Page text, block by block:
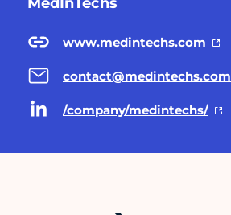
www.medintechs.com
contact@medintechs.com
/company/medintechs/